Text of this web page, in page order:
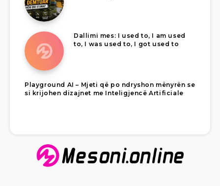
Dallimi mes: I used to, I am used
to, I was used to, I got used to
Playground AI – Mjeti që po ndryshon mënyrën se
si krijohen dizajnet me Inteligjencë Artificiale